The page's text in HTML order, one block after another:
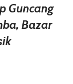
Guncang
Bazar